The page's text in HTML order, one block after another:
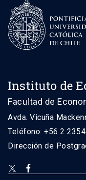
Instituto de
Facultad de
Avda. Vicuña
Teléfono: +56 2
Dirección de